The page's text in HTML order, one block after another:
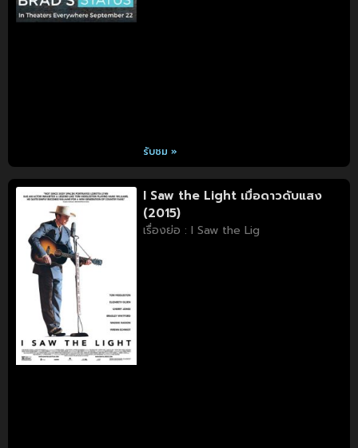
รับชม »
I Saw the Light เมื่อดาวดับแสง
(2015)
เรื่องย่อ : I Saw the Lig